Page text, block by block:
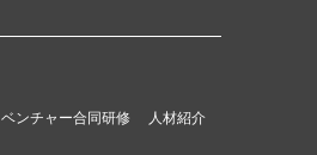
ベンチャー合同研修
人材紹介